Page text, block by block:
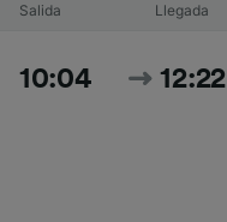
Salida Llegada
10:04 12:22